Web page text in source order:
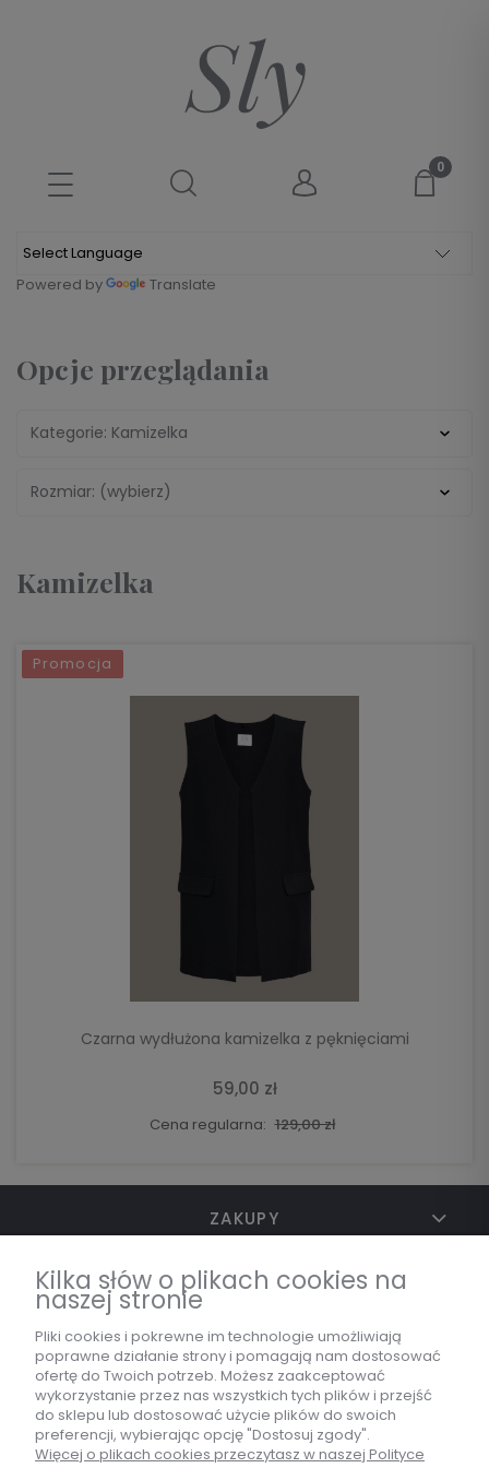
Powered by Translate
Opcje przeglądania
Kategorie: Kamizelka
Rozmiar: (wybierz)
Kamizelka
Czarna wydłużona kamizelka z pęknięciami
59,00 zł
Cena regularna: 129,00 zł
Promocja
ZAKUPY
TWOJE KONTO
INFORMACJE
MARKA
Kilka słów o plikach cookies na
naszej stronie
Pliki cookies i pokrewne im technologie umożliwiają
poprawne działanie strony i pomagają nam dostosować
ofertę do Twoich potrzeb. Możesz zaakceptować
wykorzystanie przez nas wszystkich tych plików i przejść
do sklepu lub dostosować użycie plików do swoich
preferencji, wybierając opcję "Dostosuj zgody".
Więcej o plikach cookies przeczytasz w naszej Polityce